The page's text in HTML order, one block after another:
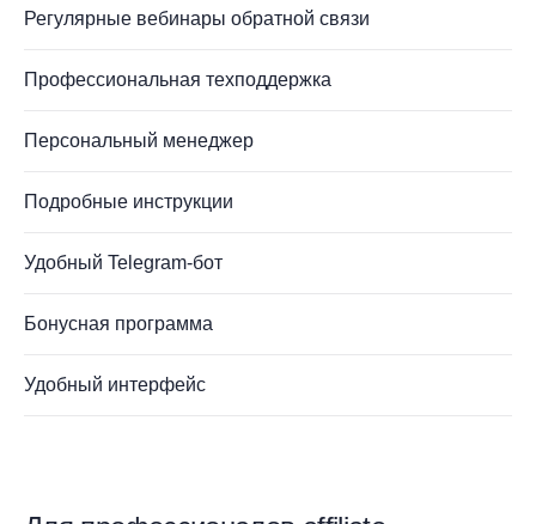
Регулярные вебинары обратной связи
Профессиональная техподдержка
Персональный менеджер
Подробные инструкции
Удобный Telegram-бот
Бонусная программа
Удобный интерфейс